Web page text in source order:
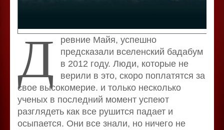
Д
ревние Майя, успешно
предсказали вселенский бадабум
в 2012 году. Люди, которые не
верили в это, скоро поплатятся за
свое высокомерие. и только несколько
ученых в последний момент успеют
разглядеть как все рушится падает и
осыпается. Они все знали, но ничего не